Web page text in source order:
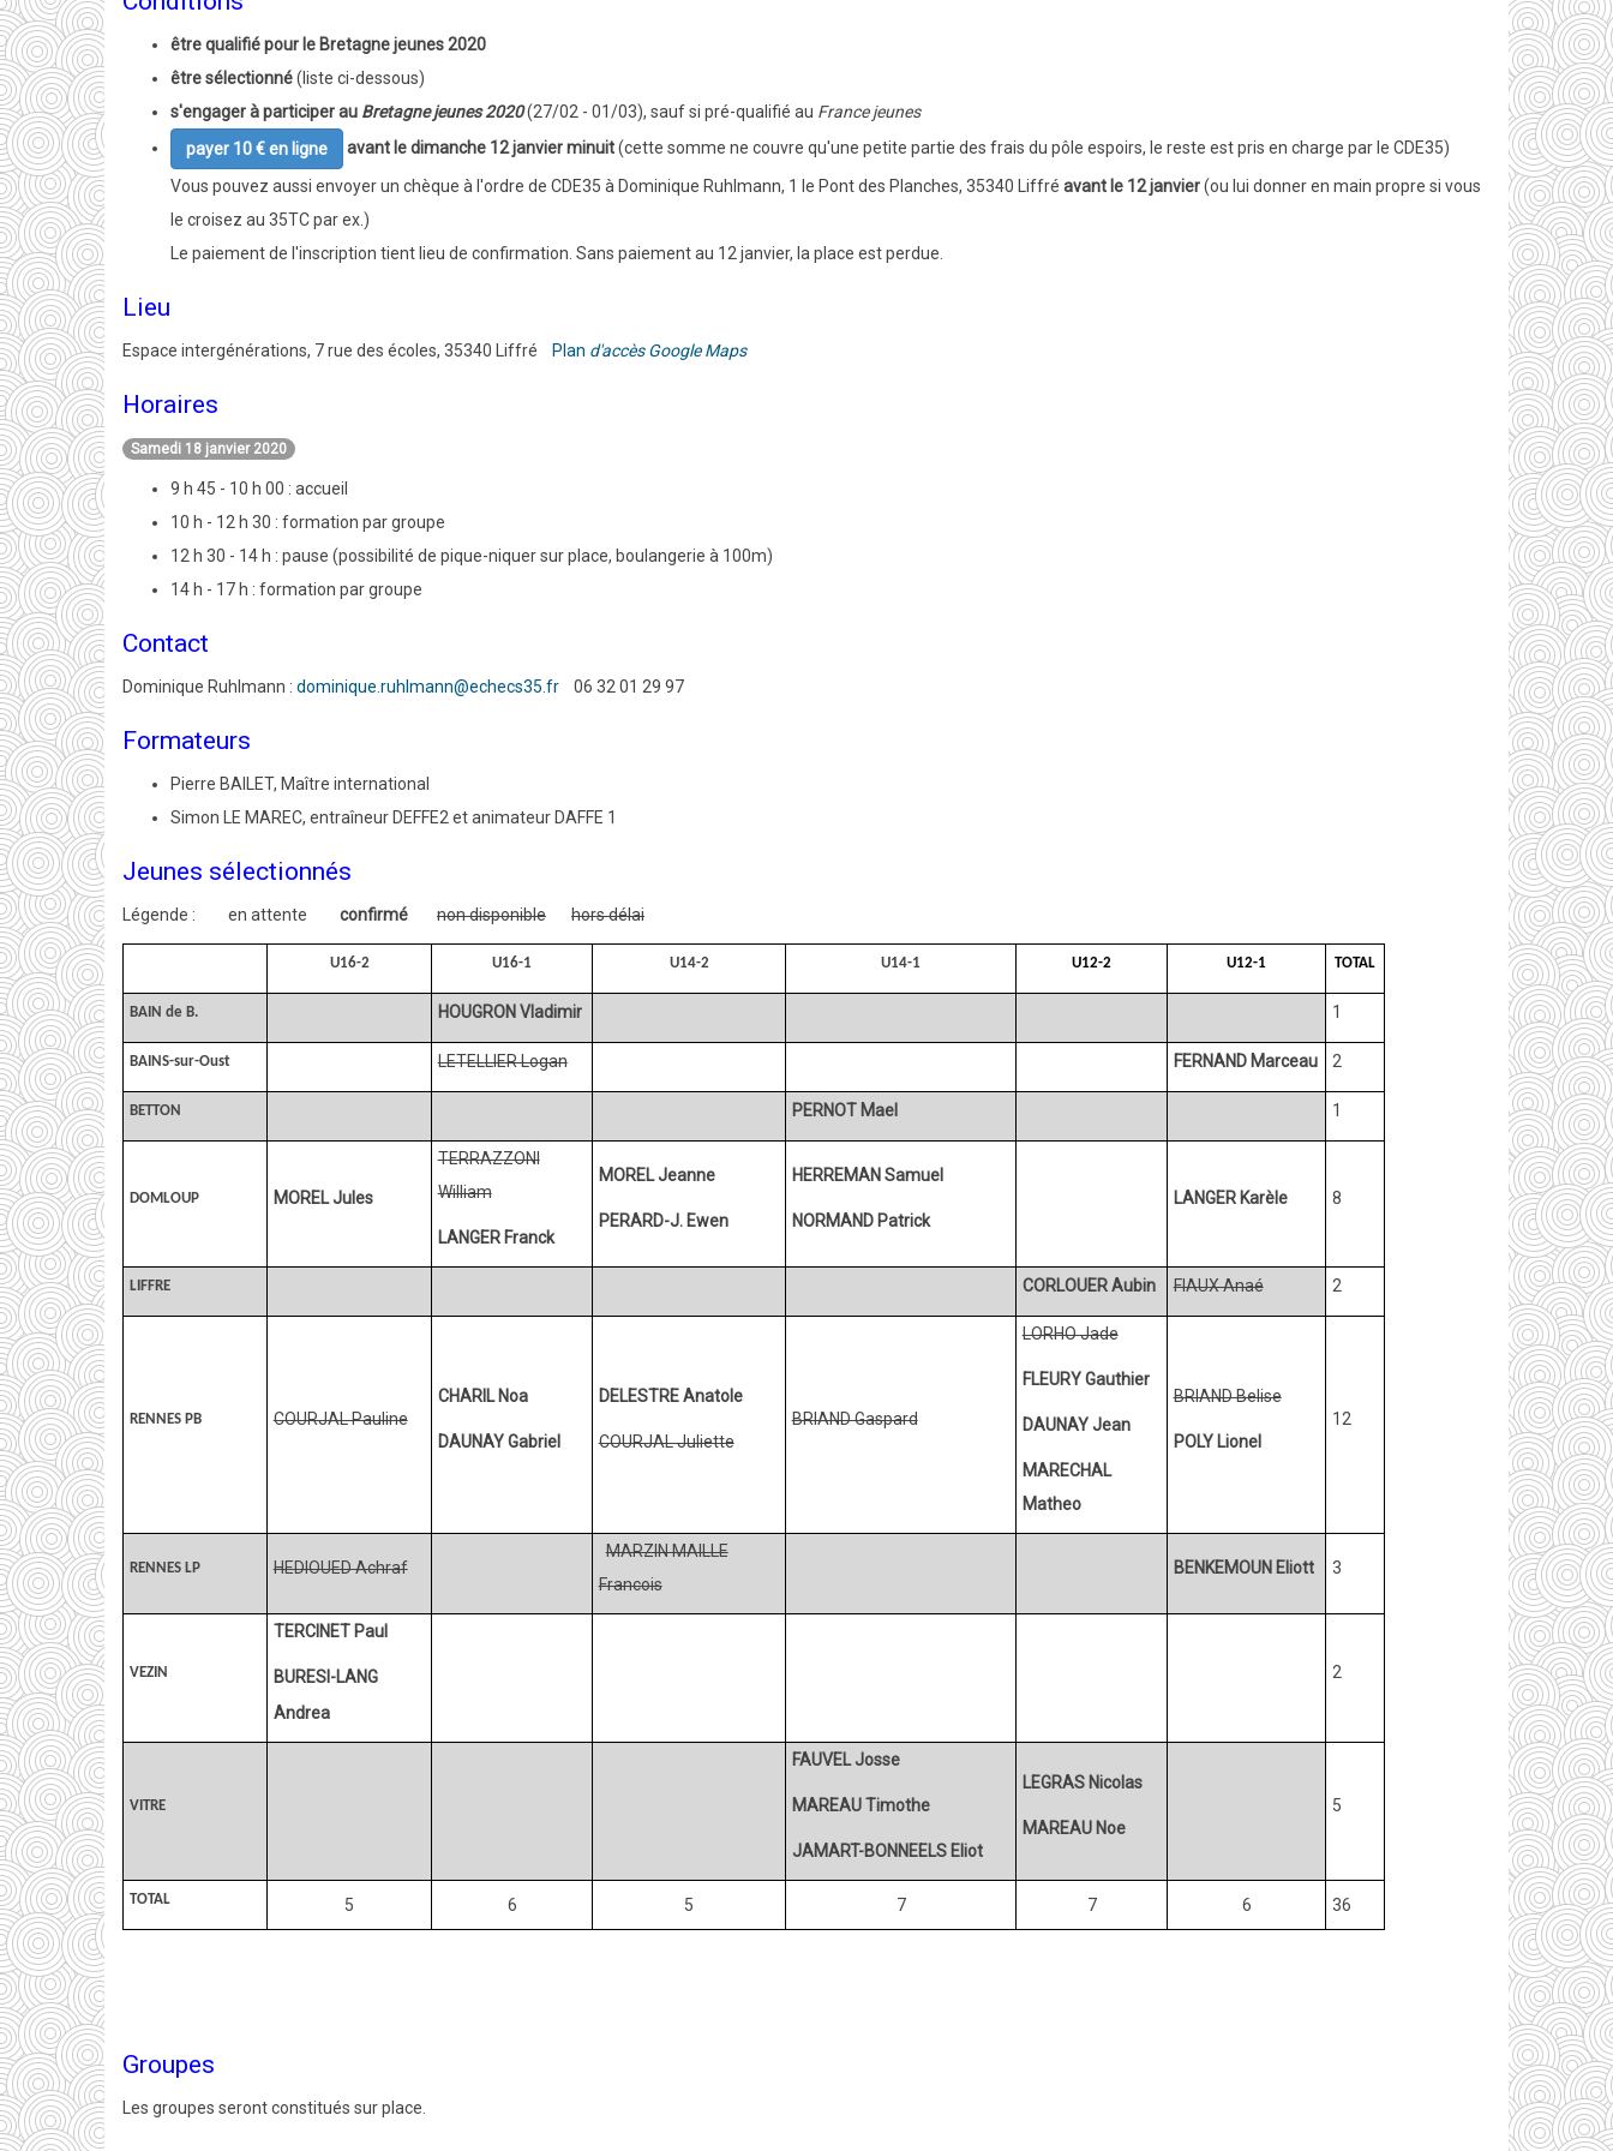
être qualifié pour le Bretagne jeunes 2020
être sélectionné(liste ci-dessous)
s'engager à participer au Bretagne jeunes 2020(27/02 - 01/03), sauf si pré-qualifié au France jeunes
payer 10 € en ligne
avant le dimanche 12 janvier minuit(cette somme ne couvre qu'une petite partie des frais du pôle espoirs, le reste est pris en charge par le CDE35)
Vous pouvez aussi envoyer un chèque à l'ordre de CDE35 à Dominique Ruhlmann, 1 le Pont des Planches, 35340 Liffré avant le 12 janvier(ou lui donner en main propre si vous
le croisez au 35TC par ex.)
Le paiement de l'inscription tient lieu de confirmation. Sans paiement au 12 janvier, la place est perdue.
Lieu
Espace intergénérations, 7 rue des écoles, 35340 Liffré Plan d'accès Google Maps
Horaires
Samedi 18 janvier 2020
9 h 45 - 10 h 00 : accueil
10 h - 12 h 30 : formation par groupe
12 h 30 - 14 h : pause (possibilité de pique-niquer sur place, boulangerie à 100m)
14 h - 17 h : formation par groupe
Contact
Dominique Ruhlmann : dominique.ruhlmann@echecs35.fr 06 32 01 29 97
Formateurs
Pierre BAILET, Maître international
Simon LE MAREC, entraîneur DEFFE2 et animateur DAFFE 1
Jeunes sélectionnés
Légende : en attente confirmé non disponible hors délai
U16-2 U16-1 U14-2 U14-1 U12-2 U12-1 TOTAL
BAIN de B. HOUGRON Vladimir 1
BAINS-sur-Oust LETELLIER Logan FERNAND Marceau 2
BETTON PERNOT Mael 1
DOMLOUP MOREL Jules
TERRAZZONI
William
LANGER Franck
MOREL Jeanne
PERARD-J. Ewen
HERREMAN Samuel
NORMAND Patrick
LANGER Karèle 8
LIFFRE CORLOUER Aubin FIAUX Anaé 2
RENNES PB COURJAL Pauline
CHARIL Noa
DAUNAY Gabriel
DELESTRE Anatole
COURJAL Juliette
BRIAND Gaspard
LORHO Jade
FLEURY Gauthier
DAUNAY Jean
MARECHAL
Matheo
BRIAND Belise
POLY Lionel
12
RENNES LP HEDIOUED Achraf
MARZIN MAILLE
Francois
BENKEMOUN Eliott 3
VEZIN
TERCINET Paul
BURESI-LANG
Andrea
2
VITRE
FAUVEL Josse
MAREAU Timothe
JAMART-BONNEELS Eliot
LEGRAS Nicolas
MAREAU Noe
5
TOTAL 5 6 5 7 7 6 36
Groupes
Les groupes seront constitués sur place.